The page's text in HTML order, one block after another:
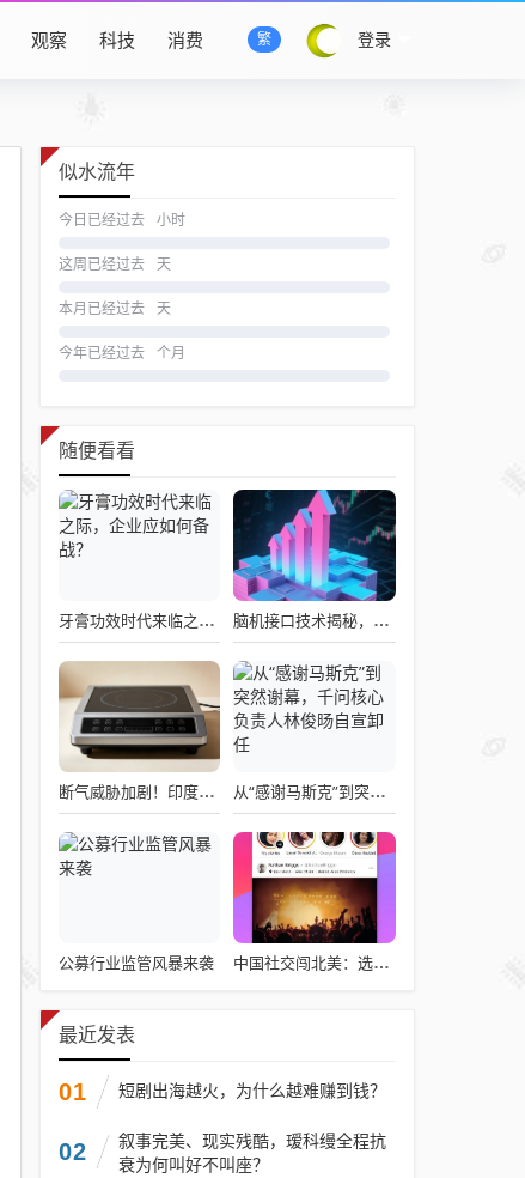
登录
繁
观察 科技 消费
似水流年
今日已经过去 小时
这周已经过去 天
本月已经过去 天
今年已经过去 个月
随便看看
牙膏功效时代来临之际，企业应如何备战？ 脑机接口技术揭秘，引领读心术革命的领跑者大盘点
断气威胁加剧！印度民众疯抢电磁炉 制造商将从中国空运部件 从“感谢马斯克”到突然谢幕，千问核心负责人林俊旸自宣卸任
公募行业监管风暴来袭 中国社交闯北美：选择远大于努力
最近发表
01 短剧出海越火，为什么越难赚到钱？
02
叙事完美、现实残酷，瑷科缦全程抗
衰为何叫好不叫座？